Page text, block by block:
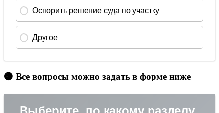
🟠 Все вопросы можно задать в форме ниже